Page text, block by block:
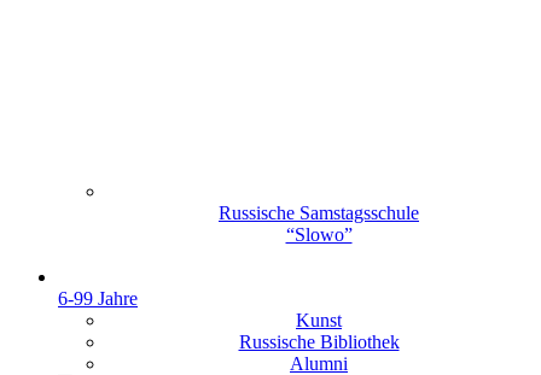
Russische Samstagsschule
“Slowo”
6-99 Jahre
Kunst
Russische Bibliothek
Alumni